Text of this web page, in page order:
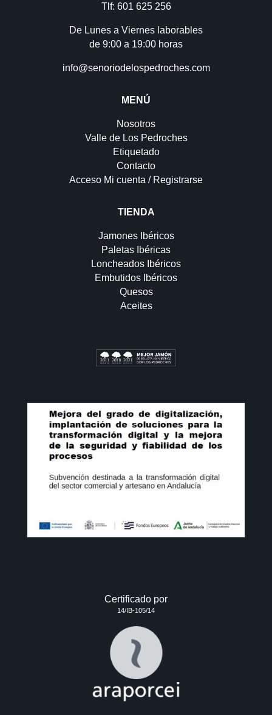
Tlf: 601 625 256
De Lunes a Viernes laborables
de 9:00 a 19:00 horas
info@senoriodelospedroches.com
MENÚ
Nosotros
Valle de Los Pedroches
Etiquetado
Contacto
Acceso Mi cuenta / Registrarse
TIENDA
Jamones Ibéricos
Paletas Ibéricas
Loncheados Ibéricos
Embutidos Ibéricos
Quesos
Aceites
Certificado por
14/IB-105/14